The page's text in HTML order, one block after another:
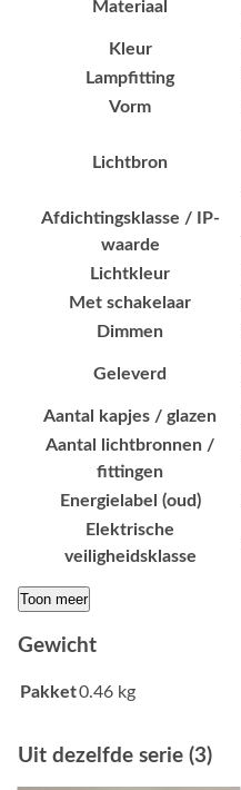
Materiaal
Kleur
Lampfitting
Vorm
Lichtbron
Afdichtingsklasse / IP-
waarde
Lichtkleur
Met schakelaar
Dimmen
Geleverd
Aantal kapjes / glazen
Aantal lichtbronnen /
fittingen
Energielabel (oud)
Elektrische
veiligheidsklasse
Toon meer
Gewicht
Pakket0.46 kg
Uit dezelfde serie (3)